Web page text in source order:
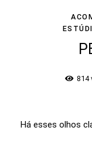
814
Há esses olhos